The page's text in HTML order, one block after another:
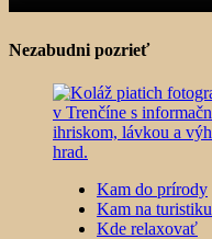
Nezabudni pozrieť
Kam do prírody
Kam na turistiku
Kde relaxovať